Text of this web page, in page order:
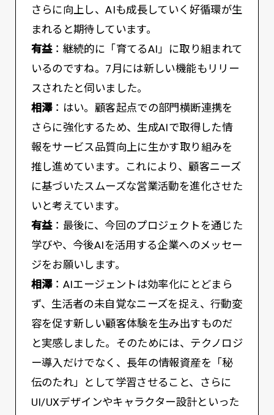
さらに向上し、AIも成長していく好循環が生
まれると期待しています。
有益：継続的に「育てるAI」に取り組まれて
いるのですね。7月には新しい機能もリリー
スされたと伺いました。
相澤：はい。顧客起点での部門横断連携を
さらに強化するため、生成AIで取得した情
報をサービス品質向上に生かす取り組みを
推し進めています。これにより、顧客ニーズ
に基づいたスムーズな営業活動を進化させた
いと考えています。
有益：最後に、今回のプロジェクトを通じた
学びや、今後AIを活用する企業へのメッセー
ジをお願いします。
相澤：AIエージェントは効率化にとどまら
ず、生活者の未自覚なニーズを捉え、行動変
容を促す新しい顧客体験を生み出すものだ
と実感しました。そのためには、テクノロジ
ー導入だけでなく、長年の情報資産を「秘
伝のたれ」として学習させること、さらに
UI/UXデザインやキャラクター設計といった